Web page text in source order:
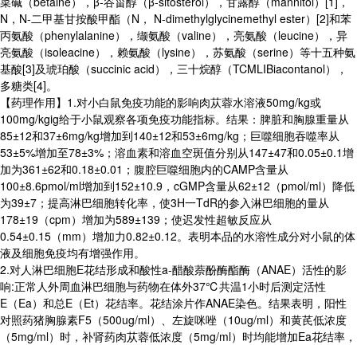
N，N-二甲基甘按酸甲酯（N， N-dimethylglycinemethyl ester）[2]和苯
丙氨酸（phenylalanine），缬氨酸（valine），亮氨酸（leucine），异
亮氨酸（isoleacine），赖氨酸（lysine），苏氨酸（serine）等十五种氨
基酸[3]及琥珀酸（succinic acid），三十烷醇（TCMLIBiacontanol），
多糖类[4]。
【药理作用】1.对小白鼠免疫功能的影响肉苁蓉水溶液50mg/kg或
100mg/kgig给于小鼠观察各项免疫功能指标。结果：脾脏和胸腺重量从
85±12和37±6mg/kg增加到140±12和53±6mg/kg；巨噬细胞吞噬率从
53±5%增加至78±3%；溶血素和溶血空斑值分别从147±47和0.05±0.1增
加为361±62和0.18±0.01；腹腔巨噬细胞内的CAMP含量从
100±8.6pmol/ml增加到152±10.9，cGMP含量从62±12（pmol/ml）降低
为39±7；提高淋巴细胞转化率，使3H一TdR的参入淋巴细胞的量从
178±19（cpm）增加为589±139；使迟发性超敏反应从
0.54±0.15（mm）增加力0.82±0.12。表明本品的水溶性成分对小鼠的体
液及细胞免疫均有增强作用。
2.对人淋巴细胞E花结形成和酸性a-醋酸萘酚酶酯酶（ANAE）活性的影
响:正常人外周血淋巴细胞与药物在体外37℃共温1小时后测定活性
E（Ea）和总E（Et）花结率。花结涂片作ANAE染色。结果表明，阳性
对照药猪胸腺素F5（500ug/ml）、左旋咪唑（10ug/ml）和黄芪低浓度
（5mg/ml）时，补肾药肉苁蓉低浓度（5mg/ml）时均能增加Ea花结率，